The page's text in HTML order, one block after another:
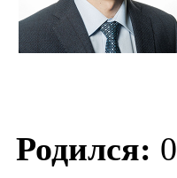
Родился: